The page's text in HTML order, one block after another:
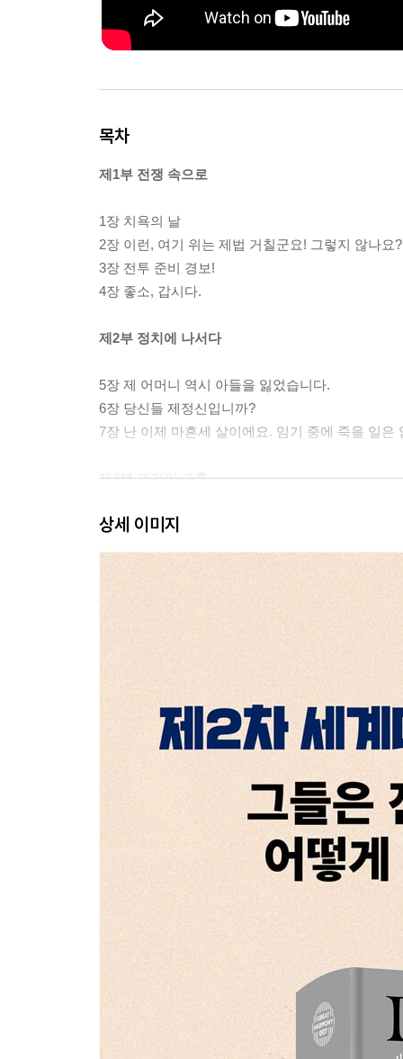
목차
제1부 전쟁 속으로
1장 치욕의 날
2장 이런, 여기 위는 제법 거칠군요! 그렇지 않나요?
3장 전투 준비 경보!
4장 좋소, 갑시다.
제2부 정치에 나서다
5장 제 어머니 역시 아들을 잃었습니다.
6장 당신들 제정신입니까?
7장 난 이제 마흔세 살이에요. 임기 중에 죽을 일은
제3부 과거의 교훈
8장 1930년대는 우리에게 명확한 교훈을 남겼습니
9장 우리는 뮌헨회담에서 아무것도 얻은 게 없다
상세 이미지